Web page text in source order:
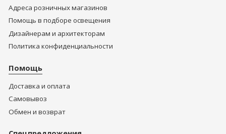
Адреса розничных магазинов
Помощь в подборе освещения
Дизайнерам и архитекторам
Политика конфиденциальности
Помощь
Доставка и оплата
Самовывоз
Обмен и возврат